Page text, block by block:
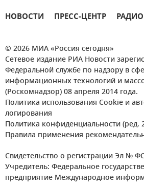
НОВОСТИ ПРЕСС-ЦЕНТР РАДИО
© 2026 МИА «Россия сегодня»
Сетевое издание РИА Новости
Федеральной службе по надзору в
информационных технологий и
(Роскомнадзор) 08 апреля 2014 года.
Политика использования Cookie и
логирования
Политика конфиденциальности (ред.
Правила применения
Свидетельство о регистрации Эл №
Учредитель: Федеральное
предприятие Международное